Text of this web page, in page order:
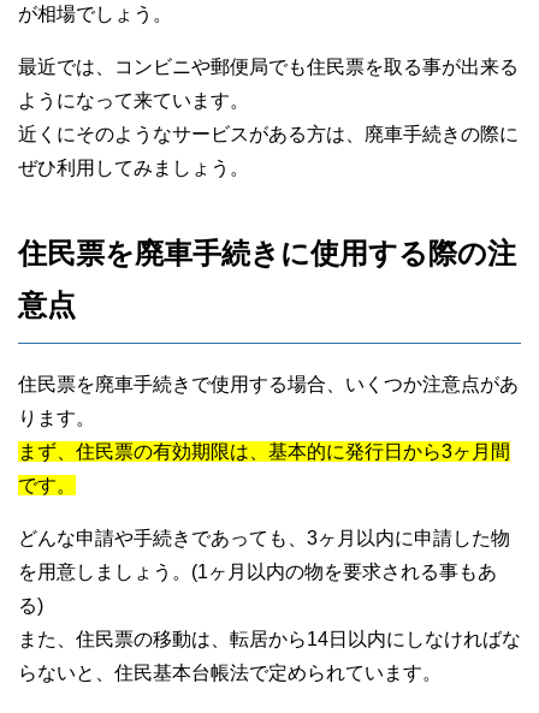
が相場でしょう。
最近では、コンビニや郵便局でも住民票を取る事が出来る
ようになって来ています。
近くにそのようなサービスがある方は、廃車手続きの際に
ぜひ利用してみましょう。
住民票を廃車手続きに使用する際の注
意点
住民票を廃車手続きで使用する場合、いくつか注意点があ
ります。
まず、住民票の有効期限は、基本的に発行日から3ヶ月間
です。
どんな申請や手続きであっても、3ヶ月以内に申請した物
を用意しましょう。(1ヶ月以内の物を要求される事もあ
る)
また、住民票の移動は、転居から14日以内にしなければな
らないと、住民基本台帳法で定められています。